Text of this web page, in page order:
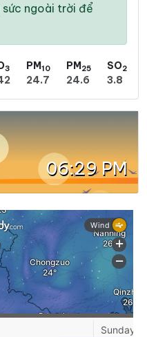
ngoài trời để
3 PM10
24.7
PM25
24.6
SO2
3.8
06:29 PM